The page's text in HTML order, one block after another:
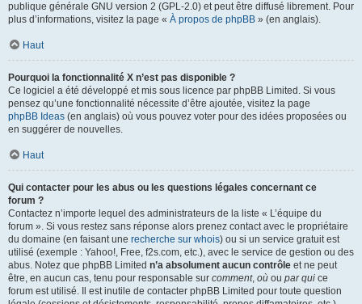
publique générale GNU version 2 (GPL-2.0) et peut être diffusé librement. Pour
plus d’informations, visitez la page « À propos de phpBB » (en anglais).
Haut
Pourquoi la fonctionnalité X n’est pas disponible ?
Ce logiciel a été développé et mis sous licence par phpBB Limited. Si vous
pensez qu’une fonctionnalité nécessite d’être ajoutée, visitez la page
phpBB Ideas (en anglais) où vous pouvez voter pour des idées proposées ou
en suggérer de nouvelles.
Haut
Qui contacter pour les abus ou les questions légales concernant ce
forum ?
Contactez n’importe lequel des administrateurs de la liste « L’équipe du
forum ». Si vous restez sans réponse alors prenez contact avec le propriétaire
du domaine (en faisant une recherche sur whois) ou si un service gratuit est
utilisé (exemple : Yahoo!, Free, f2s.com, etc.), avec le service de gestion ou des
abus. Notez que phpBB Limited n’a absolument aucun contrôle et ne peut
être, en aucun cas, tenu pour responsable sur comment, où ou par qui ce
forum est utilisé. Il est inutile de contacter phpBB Limited pour toute question